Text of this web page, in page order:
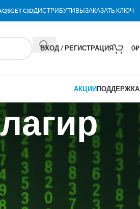
GET CIDДИСТРИБУТИВЫЗАКАЗАТЬ КЛЮЧ
ВХОД / РЕГИСТРАЦИЯ 0₽
АКЦИИПОДДЕРЖКА
продавцов и
операционная система, которая уже